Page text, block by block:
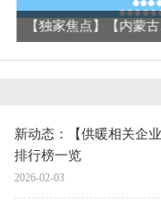
【独家焦
新动态：【供暖相关企
排行榜一览
2026-02-03